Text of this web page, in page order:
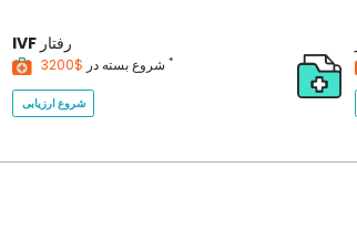
IVF رفتار
شروع بسته در *
شروع ارزیابی